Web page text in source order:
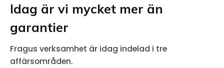
Idag är vi mycket mer än
garantier
Fragus verksamhet är idag indelad i tre
affärsområden.